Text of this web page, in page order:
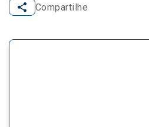
Compartilhe